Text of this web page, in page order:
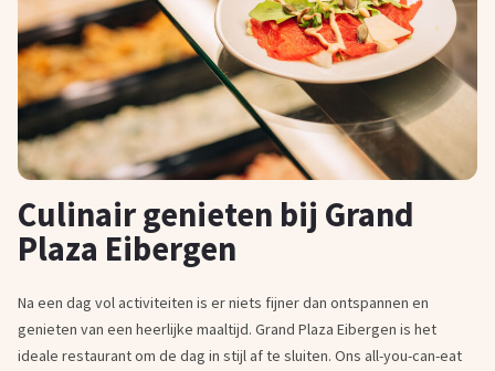
Culinair genieten bij Grand
Plaza Eibergen
Na een dag vol activiteiten is er niets fijner dan ontspannen en
genieten van een heerlijke maaltijd. Grand Plaza Eibergen is het
ideale restaurant om de dag in stijl af te sluiten. Ons all-you-can-eat